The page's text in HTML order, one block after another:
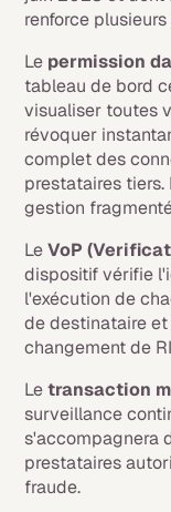
renforce
Le permission
tableau de bord
visualiser toutes
révoquer
complet des
prestataires
gestion
LeVoP
dispositif vérifie
l'exécution de
de destinataire
changement de
Letransaction
surveillance
s'accompagnera
prestataires
fraude.